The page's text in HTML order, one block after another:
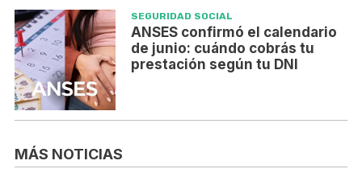
SEGURIDAD SOCIAL
ANSES confirmó el calendario
de junio: cuándo cobrás tu
prestación según tu DNI
MÁS NOTICIAS